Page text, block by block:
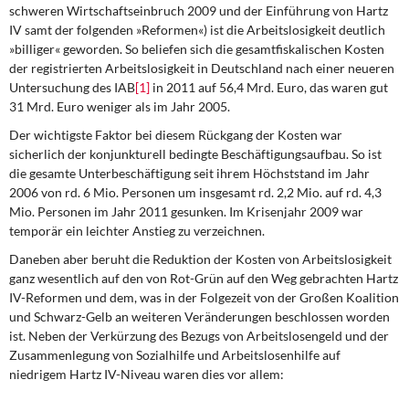
schweren Wirtschaftseinbruch 2009 und der Einführung von Hartz
IV samt der folgenden »Reformen«) ist die Arbeitslosigkeit deutlich
»billiger« geworden. So beliefen sich die gesamtfiskalischen Kosten
der registrierten Arbeitslosigkeit in Deutschland nach einer neueren
Untersuchung des IAB[1] in 2011 auf 56,4 Mrd. Euro, das waren gut
31 Mrd. Euro weniger als im Jahr 2005.
Der wichtigste Faktor bei diesem Rückgangder Kosten war
sicherlich der konjunkturell bedingte Beschäftigungsaufbau. So ist
die gesamte Unterbeschäftigung seit ihrem Höchststand im Jahr
2006 von rd. 6 Mio. Personen um insgesamt rd. 2,2 Mio. auf rd. 4,3
Mio. Personen im Jahr 2011 gesunken. Im Krisenjahr 2009 war
temporär ein leichter Anstieg zu verzeichnen.
Daneben aber beruht die Reduktion der Kosten von Arbeitslosigkeit
ganz wesentlich auf den von Rot-Grün auf den Weg gebrachten Hartz
IV-Reformen und dem, was in der Folgezeit von der Großen Koalition
und Schwarz-Gelb an weiteren Veränderungen beschlossen worden
ist. Neben der Verkürzung des Bezugs von Arbeitslosengeld und der
Zusammenlegung von Sozialhilfe und Arbeitslosenhilfe auf
niedrigem Hartz IV-Niveau waren dies vor allem: